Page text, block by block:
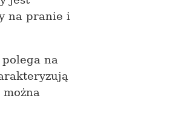
na pranie i
na